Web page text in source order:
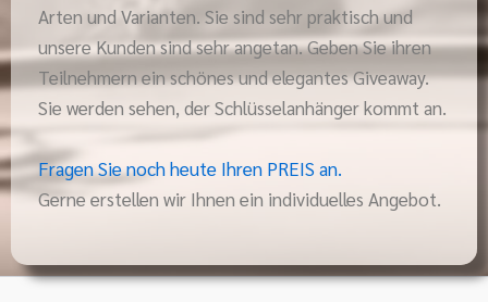
Arten und Varianten. Sie sind sehr praktisch und
unsere Kunden sind sehr angetan. Geben Sie ihren
Teilnehmern ein schönes und elegantes Giveaway.
Sie werden sehen, der Schlüsselanhänger kommt an.
Fragen Sie noch heute Ihren PREIS an.
Gerne erstellen wir Ihnen ein individuelles Angebot.